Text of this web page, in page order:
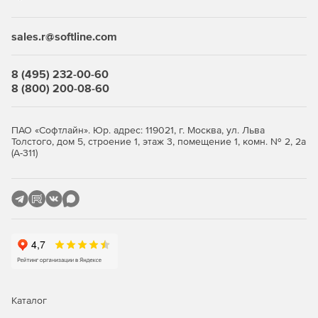
нужны, и не переплачивает за ненужные ему элементы
использовать.
Если необходимо обеспечить централизованное
управление защитой рабочих станций, требуется
лицензирование Центра управления Dr.Web Enterprise
нескольких компьютеров, до распределенных интранет-
администрирование защиты файловых серверов и
серверов приложений (включая терминальные серверы),
sales.r@softline.com
8 (495) 232-00-60
8 (800) 200-08-60
ПАО «Софтлайн». Юр. адрес: 119021, г. Москва, ул. Льва
Толстого, дом 5, строение 1, этаж 3, помещение 1, комн. № 2, 2а
(А-311)
Каталог